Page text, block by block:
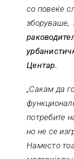
со повеќе
зборуваше,
Центар.
„Сакам да
потребите
но не се
Наместо